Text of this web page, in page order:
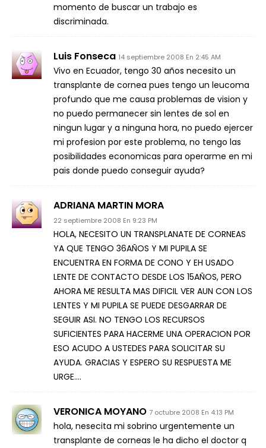
momento de buscar un trabajo es
discriminada.
Luis Fonseca 14 septiembre 2008 En 2:45 AM
Vivo en Ecuador, tengo 30 años necesito un
transplante de cornea pues tengo un leucoma
profundo que me causa problemas de vision y
no puedo permanecer sin lentes de sol en
ningun lugar y a ninguna hora, no puedo ejercer
mi profesion por este problema, no tengo las
posibilidades economicas para operarme en mi
pais donde puedo conseguir ayuda?
ADRIANA MARTIN MORA
22 septiembre 2008 En 9:23 PM
HOLA, NECESITO UN TRANSPLANATE DE CORNEAS
YA QUE TENGO 36AÑOS Y MI PUPILA SE
ENCUENTRA EN FORMA DE CONO Y EH USADO
LENTE DE CONTACTO DESDE LOS 15AÑOS, PERO
AHORA ME RESULTA MAS DIFICIL VER AUN CON LOS
LENTES Y MI PUPILA SE PUEDE DESGARRAR DE
SEGUIR ASI. NO TENGO LOS RECURSOS
SUFICIENTES PARA HACERME UNA OPERACION POR
ESO ACUDO A USTEDES PARA SOLICITAR SU
AYUDA. GRACIAS Y ESPERO SU RESPUESTA ME
URGE….
VERONICA MOYANO 7 octubre 2008 En 4:13 PM
hola, nesecita mi sobrino urgentemente un
transplante de corneas le ha dicho el doctor q